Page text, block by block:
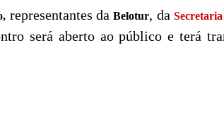
representantes daBelotur, da
será aberto ao público e terá